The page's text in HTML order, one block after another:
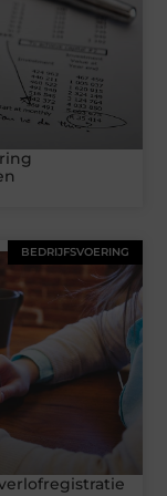
BEDRIJFSVOERING